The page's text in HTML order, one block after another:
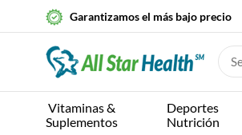
Garantizamos el más bajo precio
Vitaminas &
Suplementos
Deportes
Nutrición